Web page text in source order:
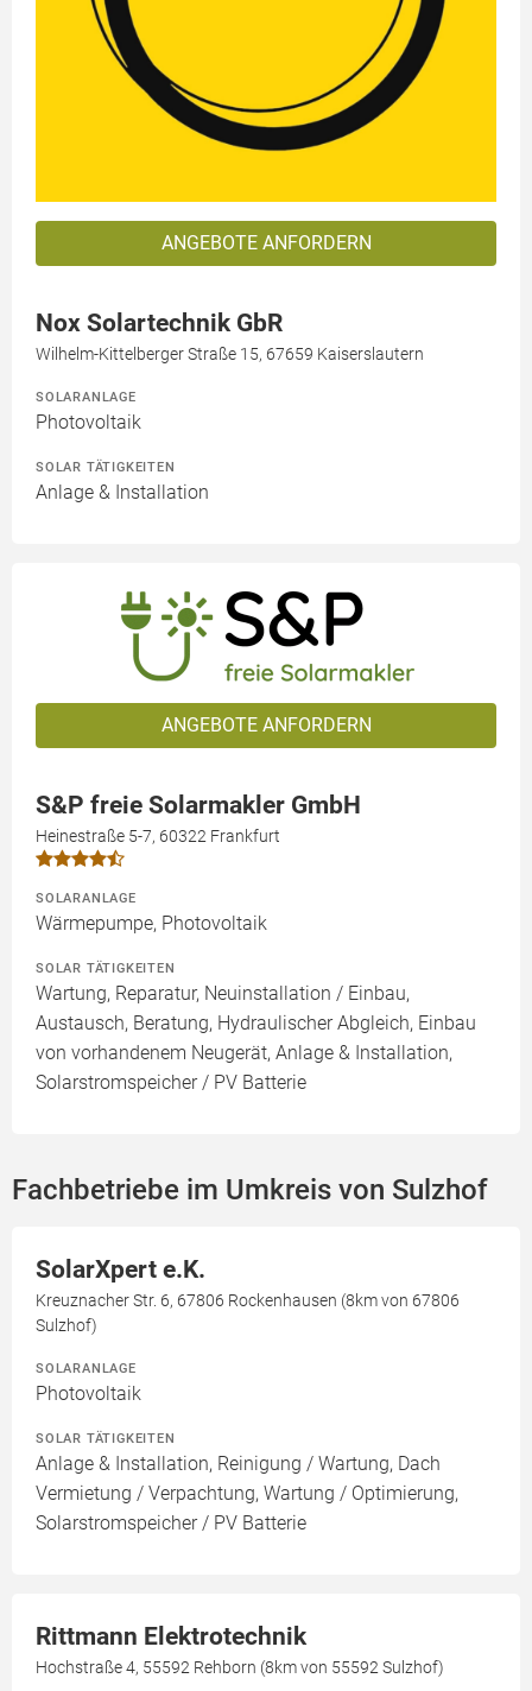
ANGEBOTE ANFORDERN
Nox Solartechnik GbR
Wilhelm-Kittelberger Straße 15, 67659 Kaiserslautern
SOLARANLAGE
Photovoltaik
SOLAR TÄTIGKEITEN
Anlage & Installation
ANGEBOTE ANFORDERN
S&P freie Solarmakler GmbH
Heinestraße 5-7, 60322 Frankfurt
SOLARANLAGE
Wärmepumpe, Photovoltaik
SOLAR TÄTIGKEITEN
Wartung, Reparatur, Neuinstallation / Einbau,
Austausch, Beratung, Hydraulischer Abgleich, Einbau
von vorhandenem Neugerät, Anlage & Installation,
Solarstromspeicher / PV Batterie
Fachbetriebe im Umkreis von Sulzhof
SolarXpert e.K.
Kreuznacher Str. 6, 67806 Rockenhausen (8km von 67806
Sulzhof)
SOLARANLAGE
Photovoltaik
SOLAR TÄTIGKEITEN
Anlage & Installation, Reinigung / Wartung, Dach
Vermietung / Verpachtung, Wartung / Optimierung,
Solarstromspeicher / PV Batterie
Rittmann Elektrotechnik
Hochstraße 4, 55592 Rehborn (8km von 55592 Sulzhof)